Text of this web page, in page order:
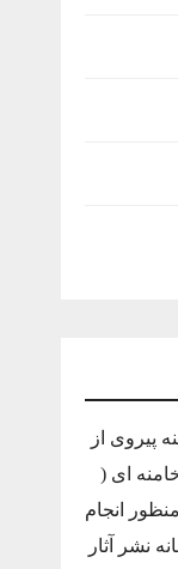
ماه 1401 در زمینه پیروی از
ای (
انجام
نشر آثار